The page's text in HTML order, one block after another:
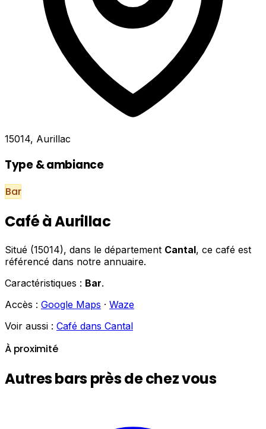
15014, Aurillac
Type & ambiance
Bar
Café à Aurillac
Situé (15014), dans le département Cantal, ce café est
référencé dans notre annuaire.
Caractéristiques : Bar.
Accès : Google Maps · Waze
Voir aussi : Café dans Cantal
À proximité
Autres bars près de chez vous